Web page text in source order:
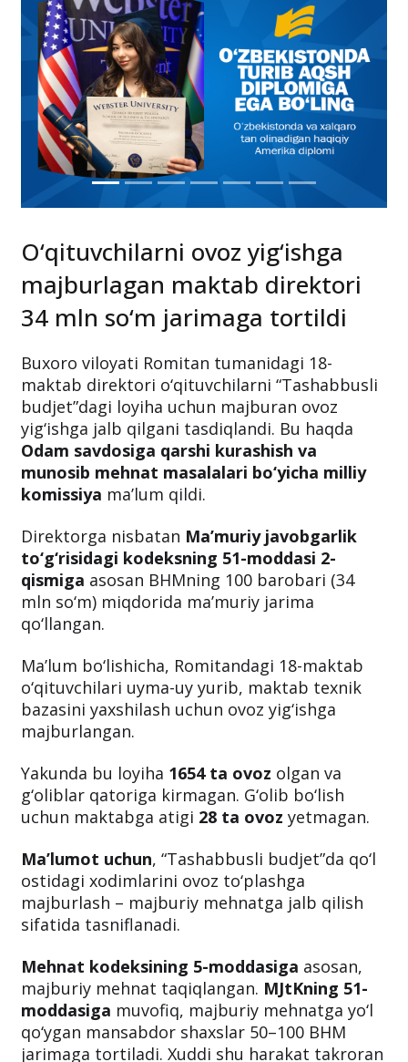
O‘qituvchilarni ovoz yig‘ishga
majburlagan maktab direktori
34 mln so‘m jarimaga tortildi
Buxoro viloyati Romitan tumanidagi 18-
maktab direktori o‘qituvchilarni “Tashabbusli
budjet”dagi loyiha uchun majburan ovoz
yig‘ishga jalb qilgani tasdiqlandi. Bu haqda
Odam savdosiga qarshi kurashish va
munosib mehnat masalalari bo‘yicha milliy
komissiya ma’lum qildi.
Direktorga nisbatan Ma’muriy javobgarlik
to‘g‘risidagi kodeksning 51-moddasi 2-
qismiga asosan BHMning 100 barobari (34
mln so‘m) miqdorida ma’muriy jarima
qo‘llangan.
Ma’lum bo‘lishicha, Romitandagi 18-maktab
o‘qituvchilari uyma-uy yurib, maktab texnik
bazasini yaxshilash uchun ovoz yig‘ishga
majburlangan.
Yakunda bu loyiha 1654 ta ovoz olgan va
g‘oliblar qatoriga kirmagan. G‘olib bo‘lish
uchun maktabga atigi 28 ta ovoz yetmagan.
Ma’lumot uchun, “Tashabbusli budjet”da qo‘l
ostidagi xodimlarini ovoz to‘plashga
majburlash – majburiy mehnatga jalb qilish
sifatida tasniflanadi.
Mehnat kodeksining 5-moddasiga asosan,
majburiy mehnat taqiqlangan. MJtKning 51-
moddasiga muvofiq, majburiy mehnatga yo‘l
qo‘ygan mansabdor shaxslar 50–100 BHM
jarimaga tortiladi. Xuddi shu harakat takroran